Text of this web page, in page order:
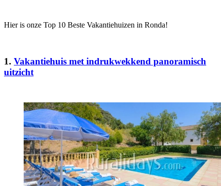
Hier is onze Top 10 Beste Vakantiehuizen in Ronda!
1. Vakantiehuis met indrukwekkend panoramisch
uitzicht